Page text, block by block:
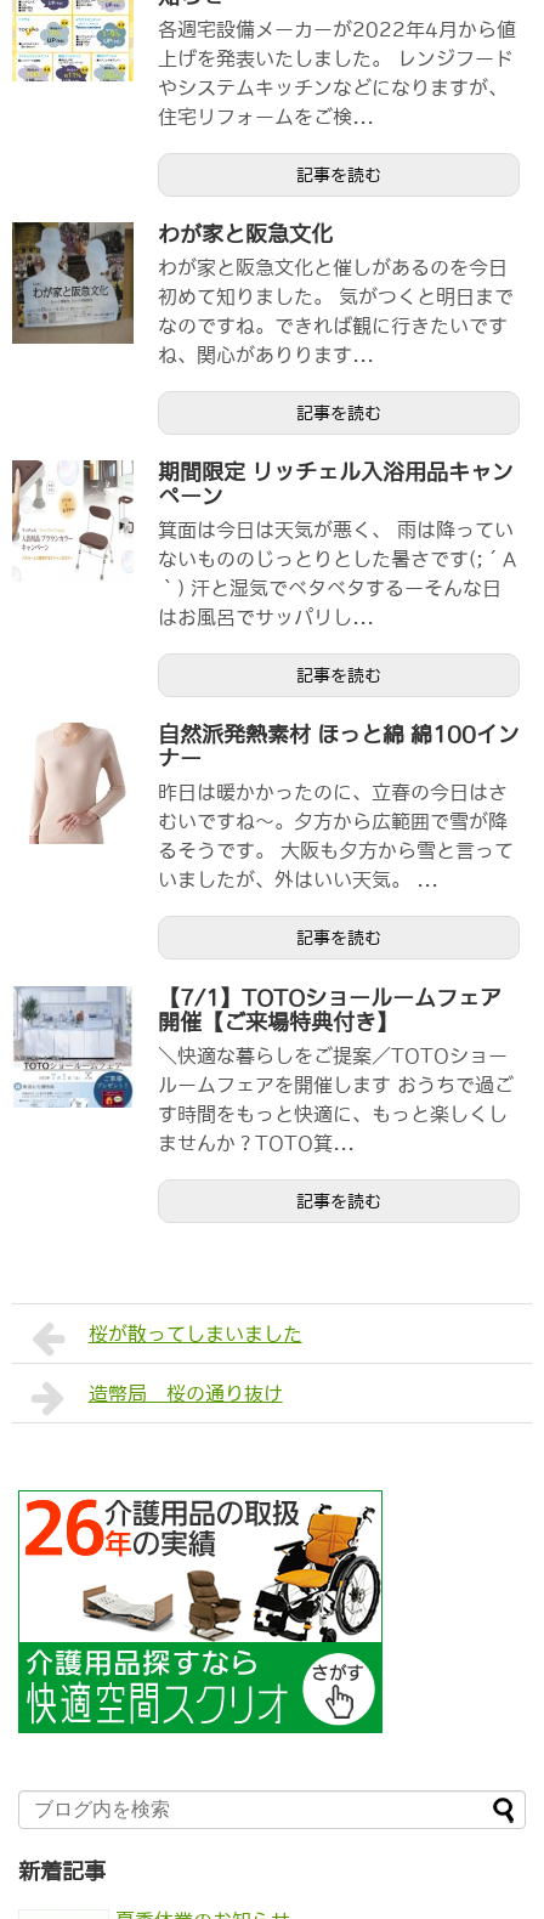
各週宅設備メーカーが2022年4月から値
上げを発表いたしました。 レンジフード
やシステムキッチンなどになりますが、
住宅リフォームをご検...
記事を読む
わが家と阪急文化
わが家と阪急文化と催しがあるのを今日
初めて知りました。 気がつくと明日まで
なのですね。できれば観に行きたいです
ね、関心がありります...
記事を読む
期間限定 リッチェル入浴用品キャン
ペーン
箕面は今日は天気が悪く、 雨は降ってい
ないもののじっとりとした暑さです(;´A
｀) 汗と湿気でベタベタするーそんな日
はお風呂でサッパリし...
記事を読む
自然派発熱素材 ほっと綿 綿100イン
ナー
昨日は暖かかったのに、立春の今日はさ
むいですね～。夕方から広範囲で雪が降
るそうです。 大阪も夕方から雪と言って
いましたが、外はいい天気。 ...
記事を読む
【7/1】TOTOショールームフェア
開催【ご来場特典付き】
＼快適な暮らしをご提案／TOTOショー
ルームフェアを開催します おうちで過ご
す時間をもっと快適に、もっと楽しくし
ませんか？TOTO箕...
記事を読む
桜が散ってしまいました
造幣局 桜の通り抜け
新着記事